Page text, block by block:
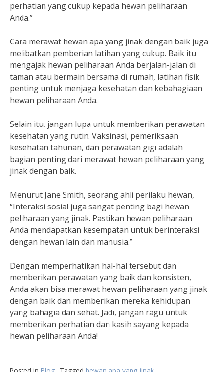
perhatian yang cukup kepada hewan peliharaan
Anda.”
Cara merawat hewan apa yang jinak dengan baik juga
melibatkan pemberian latihan yang cukup. Baik itu
mengajak hewan peliharaan Anda berjalan-jalan di
taman atau bermain bersama di rumah, latihan fisik
penting untuk menjaga kesehatan dan kebahagiaan
hewan peliharaan Anda.
Selain itu, jangan lupa untuk memberikan perawatan
kesehatan yang rutin. Vaksinasi, pemeriksaan
kesehatan tahunan, dan perawatan gigi adalah
bagian penting dari merawat hewan peliharaan yang
jinak dengan baik.
Menurut Jane Smith, seorang ahli perilaku hewan,
“Interaksi sosial juga sangat penting bagi hewan
peliharaan yang jinak. Pastikan hewan peliharaan
Anda mendapatkan kesempatan untuk berinteraksi
dengan hewan lain dan manusia.”
Dengan memperhatikan hal-hal tersebut dan
memberikan perawatan yang baik dan konsisten,
Anda akan bisa merawat hewan peliharaan yang jinak
dengan baik dan memberikan mereka kehidupan
yang bahagia dan sehat. Jadi, jangan ragu untuk
memberikan perhatian dan kasih sayang kepada
hewan peliharaan Anda!